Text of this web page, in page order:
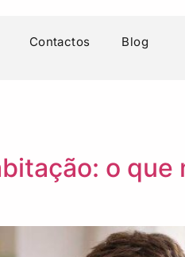
Contactos Blog
o que